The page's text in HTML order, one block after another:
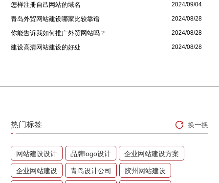
怎样注册自己网站的域名 2024/09/04
青岛外贸网站建设哪家比较靠谱 2024/08/28
你能告诉我如何推广外贸网站吗？ 2024/08/28
建设高清网站建设的好处 2024/08/28
热门标签 换一换
网站建设设计 品牌logo设计 企业网站建设方案
企业网站建设 青岛设计公司 胶州网站建设